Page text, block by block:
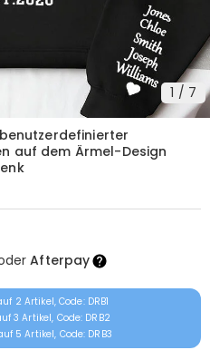
1 / 7
auf dem Ärmel-Design
Afterpay
2 Artikel, Code: DRB1
3 Artikel, Code: DRB2
5 Artikel, Code: DRB3